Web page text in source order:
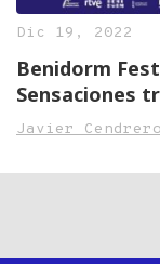
Dic 19, 2022
Benidorm
Sensaciones
primera
Javier